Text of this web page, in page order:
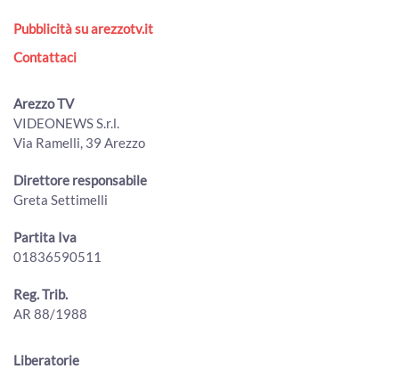
04:39:29 - Venerdì, 17 Agosto 2018
Argentario - Spettacolare Mostra alle Cisterne
ArezzoTv
Pubblicità su arezzotv.it
Contattaci
Arezzo TV
VIDEONEWS S.r.l.
Via Ramelli, 39 Arezzo
Direttore responsabile
Greta Settimelli
Partita Iva
01836590511
Reg. Trib.
AR 88/1988
Liberatorie